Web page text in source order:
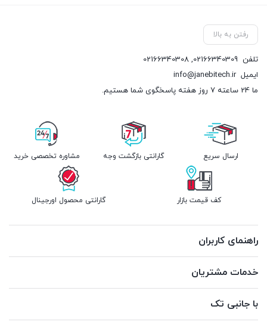
رفتن به بالا
تلفن 02166340309
,
02166340308
ایمیلinfo@janebitech.ir
ما 24 ساعته 7 روز هفته پاسخگوی شما هستیم.
ارسال سریع گارانتی بازگشت وجه مشاوره تخصصی خرید
کف قیمت بازار گارانتی محصول اورجینال
راهنمای کاربران
خدمات مشتریان
با جانبی تک